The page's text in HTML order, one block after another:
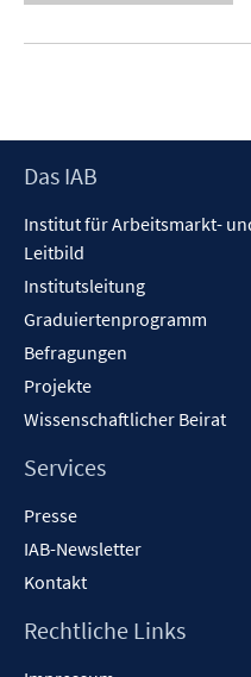
Footer
Das IAB
Institut für Arbeitsmarkt-
Leitbild
Institutsleitung
Graduiertenprogramm
Befragungen
Projekte
Wissenschaftlicher Beirat
Services
Presse
IAB-Newsletter
Kontakt
Rechtliche Links